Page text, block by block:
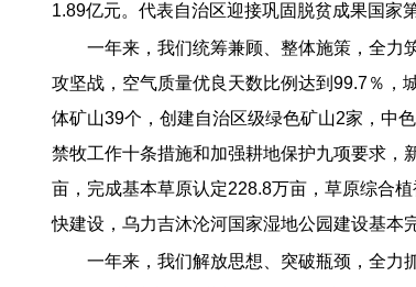
1.89亿元。代表自治区迎接巩固脱贫成果国家
一年来，我们统筹兼顾、整体施策，全力
攻坚战，空气质量优良天数比例达到99.7％，
体矿山39个，创建自治区级绿色矿山2家，中
禁牧工作十条措施和加强耕地保护九项要求，
亩，完成基本草原认定228.8万亩，草原综合
快建设，乌力吉沐沦河国家湿地公园建设基本
一年来，我们解放思想、突破瓶颈，全力